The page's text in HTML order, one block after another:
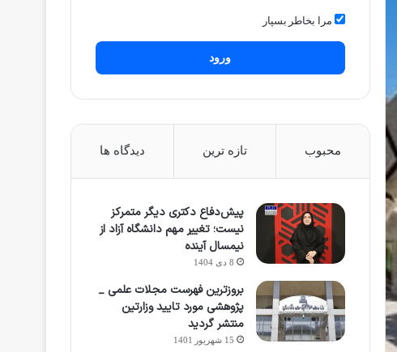
مرا بخاطر بسپار
ورود
محبوب تازه ترین دیدگاه ها
پیش‌دفاع دکتری دیگر متمرکز
نیست؛ تغییر مهم دانشگاه آزاد از
نیمسال آینده
8 دی 1404
بروزترین فهرست مجلات علمی _
پژوهشی مورد تایید وزارتین
منتشر گردید
15 شهریور 1401